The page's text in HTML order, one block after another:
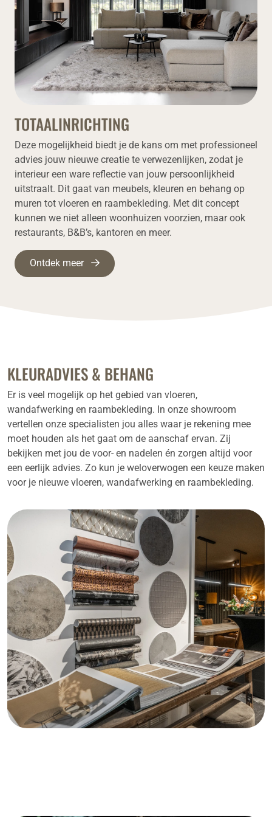
TOTAALINRICHTING
Deze mogelijkheid biedt je de kans om met professioneel
advies jouw nieuwe creatie te verwezenlijken, zodat je
interieur een ware reflectie van jouw persoonlijkheid
uitstraalt. Dit gaat van meubels, kleuren en behang op
muren tot vloeren en raambekleding. Met dit concept
kunnen we niet alleen woonhuizen voorzien, maar ook
restaurants, B&B’s, kantoren en meer.
Ontdek meer
KLEURADVIES & BEHANG
Er is veel mogelijk op het gebied van vloeren,
wandafwerking en raambekleding. In onze showroom
vertellen onze specialisten jou alles waar je rekening mee
moet houden als het gaat om de aanschaf ervan. Zij
bekijken met jou de voor- en nadelen én zorgen altijd voor
een eerlijk advies. Zo kun je weloverwogen een keuze maken
voor je nieuwe vloeren, wandafwerking en raambekleding.